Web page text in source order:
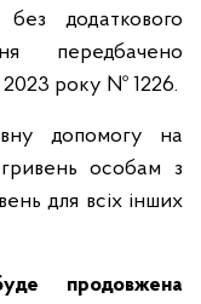
додаткового
передбачено
2023 року № 1226.
допомогу на
особам з
для всіх інших
продовжена